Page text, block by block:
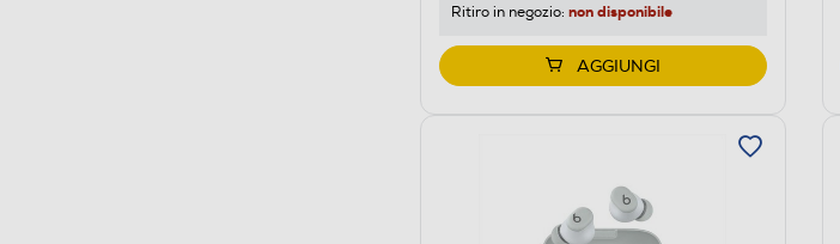
Ritiro in negozio: non disponibile
AGGIUNGI